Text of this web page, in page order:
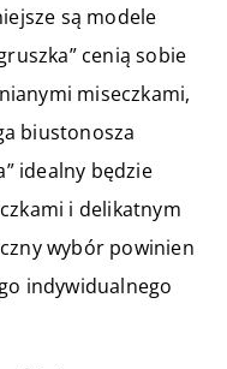
są modele
cenią sobie
miseczkami,
biustonosza
idealny będzie
i delikatnym
wybór powinien
indywidualnego